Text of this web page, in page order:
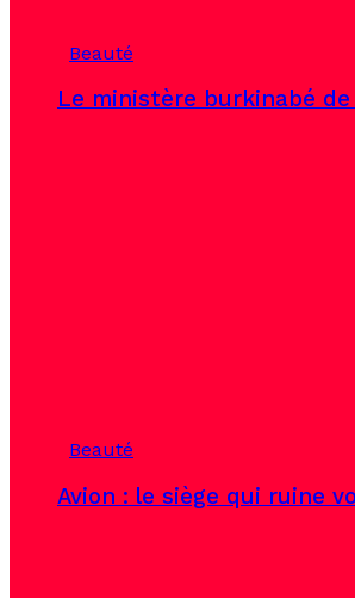
Beauté
Le ministère burkinabé
Beauté
Avion : le siège qui ruine